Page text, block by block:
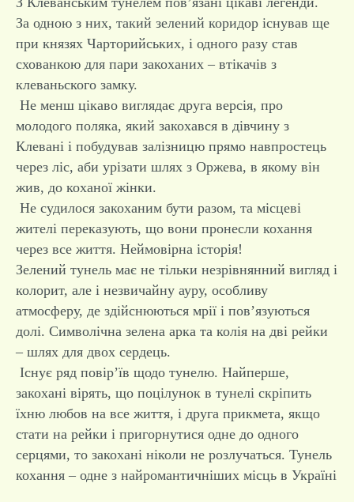
За одною з них, такий зелений коридор існував ще
при князях Чарторийських, і одного разу став
схованкою для пари закоханих – втікачів з
клеваньского замку.
Не менш цікаво виглядає друга версія, про
молодого поляка, який закохався в дівчину з
Клевані і побудував залізницю прямо навпростець
через ліс, аби урізати шлях з Оржева, в якому він
жив, до коханої жінки.
Не судилося закоханим бути разом, та місцеві
жителі переказують, що вони пронесли кохання
через все життя. Неймовірна історія!
Зелений тунель має не тільки незрівнянний вигляд і
колорит, але і незвичайну ауру, особливу
атмосферу, де здійснюються мрії і пов’язуються
долі. Символічна зелена арка та колія на дві рейки
– шлях для двох сердець.
Існує ряд повір’їв щодо тунелю. Найперше,
закохані вірять, що поцілунок в тунелі скріпить
їхню любов на все життя, і друга прикмета, якщо
стати на рейки і пригорнутися одне до одного
серцями, то закохані ніколи не розлучаться. Тунель
кохання – одне з найромантичніших місць в Україні